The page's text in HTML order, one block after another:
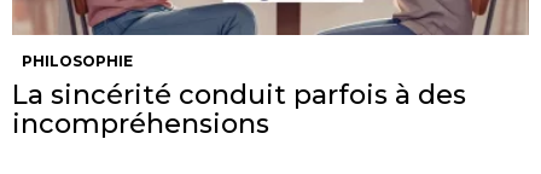
PHILOSOPHIE
La sincérité conduit parfois à des
incompréhensions